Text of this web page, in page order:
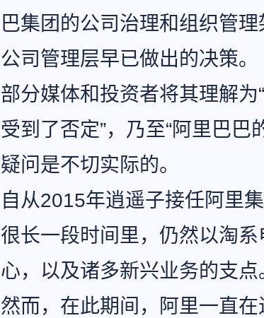
巴集团的公司治理和组织管
公司管理层早已做出的决策。
部分媒体和投资者将其理解为
受到了否定”，乃至“阿里巴巴
疑问是不切实际的。
自从2015年逍遥子接任阿里
很长一段时间里，仍然以淘
心，以及诸多新兴业务的支点
然而，在此期间，阿里一直在